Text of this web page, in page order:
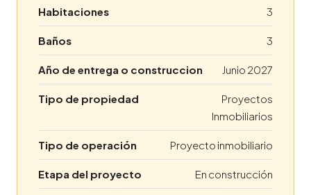
Habitaciones 3
Baños 3
Año de entrega o construccion Junio 2027
Tipo de propiedad
Proyectos
Inmobiliarios
Tipo de operación Proyecto inmobiliario
Etapa del proyecto En construcción